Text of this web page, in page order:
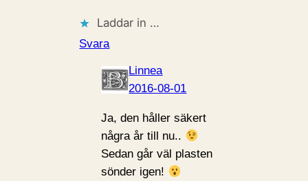
Laddar in …
Svara
Linnea
2016-08-01
Ja, den håller säkert
några år till nu..
Sedan går väl plasten
sönder igen!